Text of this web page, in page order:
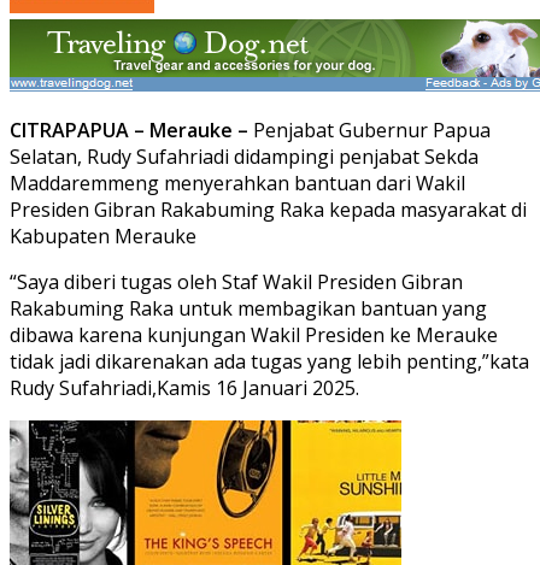
CITRAPAPUA – Merauke – Penjabat Gubernur Papua
Selatan, Rudy Sufahriadi didampingi penjabat Sekda
Maddaremmeng menyerahkan bantuan dari Wakil
Presiden Gibran Rakabuming Raka kepada masyarakat di
Kabupaten Merauke
“Saya diberi tugas oleh Staf Wakil Presiden Gibran
Rakabuming Raka untuk membagikan bantuan yang
dibawa karena kunjungan Wakil Presiden ke Merauke
tidak jadi dikarenakan ada tugas yang lebih penting,”kata
Rudy Sufahriadi,Kamis 16 Januari 2025.